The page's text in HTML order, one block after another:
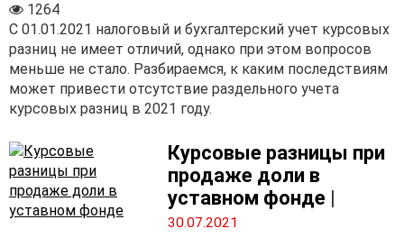
1264
С 01.01.2021 налоговый и бухгалтерский учет курсовых
разниц не имеет отличий, однако при этом вопросов
меньше не стало. Разбираемся, к каким последствиям
может привести отсутствие раздельного учета
курсовых разниц в 2021 году.
Курсовые разницы при
продаже доли в
уставном фонде
30.07.2021